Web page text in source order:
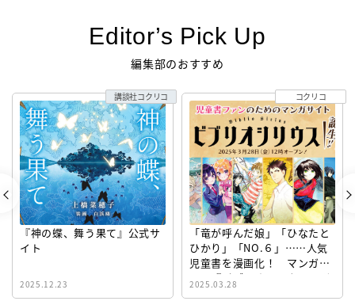
Editor’s Pick Up
編集部のおすすめ
『神の蝶、舞う果て』公式サ
イト
2025.12.23
講談社コクリコ
「竜が呼んだ娘」「ひなたと
ひかり」「NO.６」……人気
児童書を漫画化！ マンガサ
イト『ビブリオシリウス』誕
生！
2025.03.28
コクリコ